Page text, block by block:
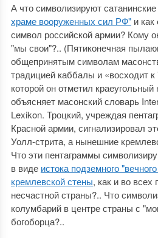
А что символизируют сатанинские
храме вооруженных сил РФ"и как
символ российской армии? Кому
"мы свои"?.. (Пятиконечная
общепринятым символам
традицией каббалы и «восходит
которой он отметил
объясняет масонский словарь
Lexikon. Троцкий, учреждая
Красной армии, сигнализировал
Уолл-стрита, а нынешние
Что эти пентаграммы
в виде истока подземного
кремлевской стены, как и во всех
несчастной страны?.. Что
колумбарий в центре страны с
богоборца?..